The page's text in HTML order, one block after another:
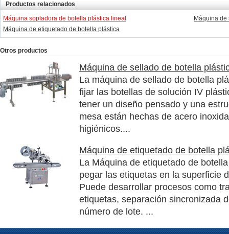
Productos relacionados
Máquina sopladora de botella plástica lineal
Máquina
Máquina de etiquetado de botella plástica
Otros productos
Máquina de sellado de botella
La máquina de sellado de botella
fijar las botellas de solución IV
tener un diseño pensado y una
mesa están hechas de acero
higiénicos....
Máquina de etiquetado de botella
La Máquina de etiquetado de
pegar las etiquetas en la superficie
Puede desarrollar procesos como
etiquetas, separación sincronizada
número de lote. ...